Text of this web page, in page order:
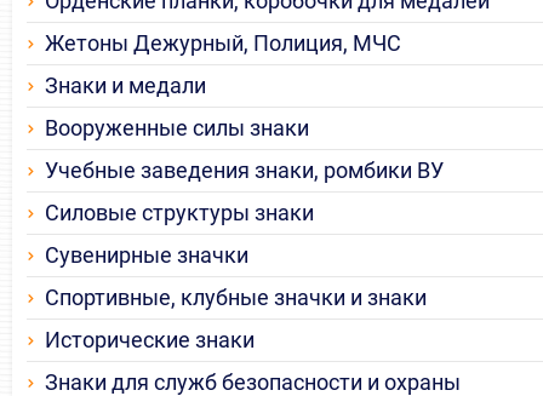
Жетоны Дежурный, Полиция, МЧС
Знаки и медали
Вооруженные силы знаки
Учебные заведения знаки, ромбики ВУ
Силовые структуры знаки
Сувенирные значки
Спортивные, клубные значки и знаки
Исторические знаки
Знаки для служб безопасности и охраны